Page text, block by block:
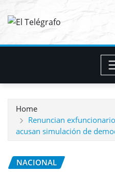
Home
Renuncian
acusan simulación de
NACIONAL